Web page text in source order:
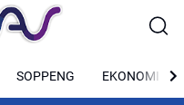
SOPPENG EKONOMI